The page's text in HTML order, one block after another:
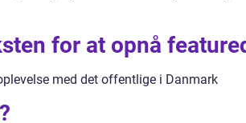
for at opnå
med det offentlige i Danmark